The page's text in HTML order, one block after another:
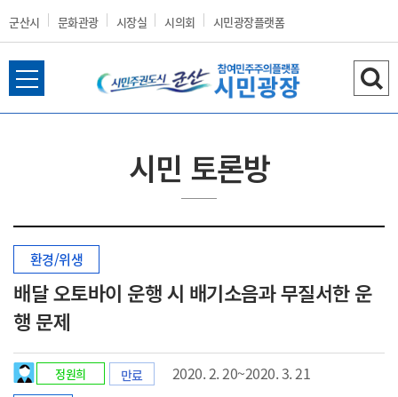
군산시 문화관광 시장실 시의회 시민광장플랫폼
군
시
홈
전
체
검
색
시민 토론방
환경/위생
배달 오토바이 운행 시 배기소음과 무질서한 운
행 문제
정원희 만료 2020. 2. 20~2020. 3. 21